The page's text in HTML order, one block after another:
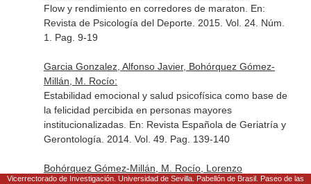
Flow y rendimiento en corredores de maraton. En:
Revista de Psicología del Deporte. 2015. Vol. 24. Núm.
1. Pag. 9-19
Garcia Gonzalez, Alfonso Javier, Bohórquez Gómez-
Millán, M. Rocío:
Estabilidad emocional y salud psicofísica como base de
la felicidad percibida en personas mayores
institucionalizadas. En: Revista Española de Geriatría y
Gerontología . 2014. Vol. 49. Pag. 139-140
Bohórquez Gómez-Millán, M. Rocío, Lorenzo
Vicerrectorado de Investigación. Universidad de Sevilla. Pabellón de Brasil. Paseo de las